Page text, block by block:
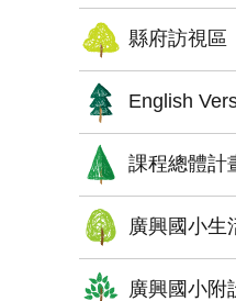
縣府訪視區
English
課程總體計
廣興國小生
廣興國小附